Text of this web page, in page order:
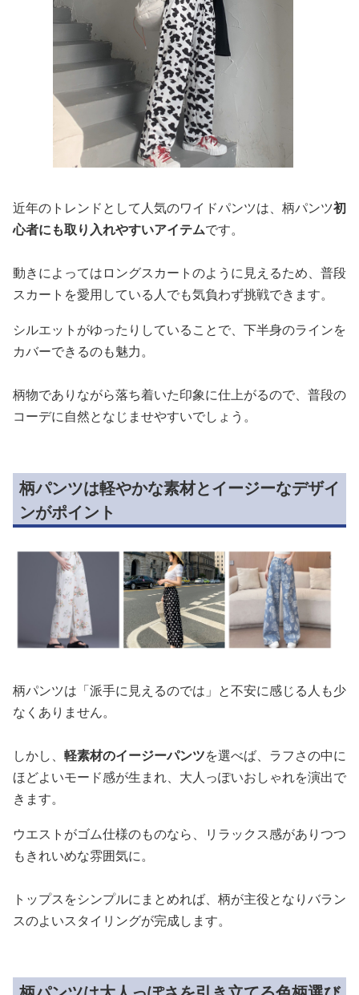
近年のトレンドとして人気のワイドパンツは、柄パンツ初
心者にも取り入れやすいアイテムです。
動きによってはロングスカートのように見えるため、普段
スカートを愛用している人でも気負わず挑戦できます。
シルエットがゆったりしていることで、下半身のラインを
カバーできるのも魅力。
柄物でありながら落ち着いた印象に仕上がるので、普段の
コーデに自然となじませやすいでしょう。
柄パンツは軽やかな素材とイージーなデザイ
ンがポイント
柄パンツは「派手に見えるのでは」と不安に感じる人も少
なくありません。
しかし、 軽素材のイージーパンツを選べば、ラフさの中に
ほどよいモード感が生まれ、大人っぽいおしゃれを演出で
きます。
ウエストがゴム仕様のものなら、リラックス感がありつつ
もきれいめな雰囲気に。
トップスをシンプルにまとめれば、柄が主役となりバラン
スのよいスタイリングが完成します。